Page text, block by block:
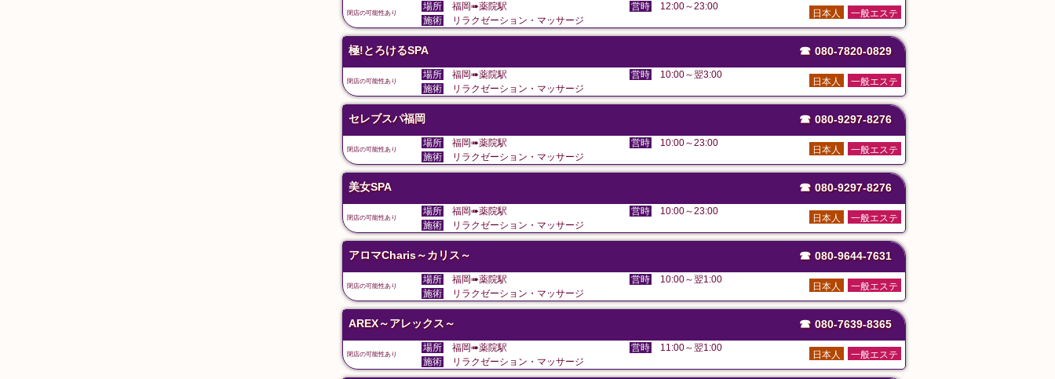
閉店の可能性あり
場所 福岡➠薬院駅 営時 12:00～23:00
一般エステ
日本人
施術 リラクゼーション・マッサージ
極!とろけるSPA ☎ 080-7820-0829
閉店の可能性あり
場所 福岡➠薬院駅 営時 10:00～翌3:00
一般エステ
日本人
施術 リラクゼーション・マッサージ
セレブスパ福岡 ☎ 080-9297-8276
閉店の可能性あり
場所 福岡➠薬院駅 営時 10:00～23:00
一般エステ
日本人
施術 リラクゼーション・マッサージ
美女SPA ☎ 080-9297-8276
閉店の可能性あり
場所 福岡➠薬院駅 営時 10:00～23:00
一般エステ
日本人
施術 リラクゼーション・マッサージ
アロマCharis～カリス～ ☎ 080-9644-7631
閉店の可能性あり
場所 福岡➠薬院駅 営時 10:00～翌1:00
一般エステ
日本人
施術 リラクゼーション・マッサージ
AREX～アレックス～ ☎ 080-7639-8365
閉店の可能性あり
場所 福岡➠薬院駅 営時 11:00～翌1:00
一般エステ
日本人
施術 リラクゼーション・マッサージ